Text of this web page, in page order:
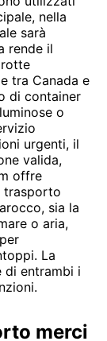
nella
sarà
rende il
tra Canada e
di container
o
urgenti, il
valida,
offre
trasporto
sia la
o aria,
La
di entrambi i
merci